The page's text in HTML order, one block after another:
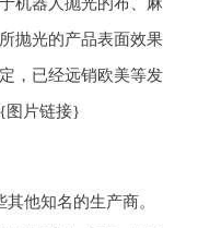
机器人抛光的布、麻
抛光的产品表面效果
，已经远销欧美等发
图片链接}
他知名的生产商。